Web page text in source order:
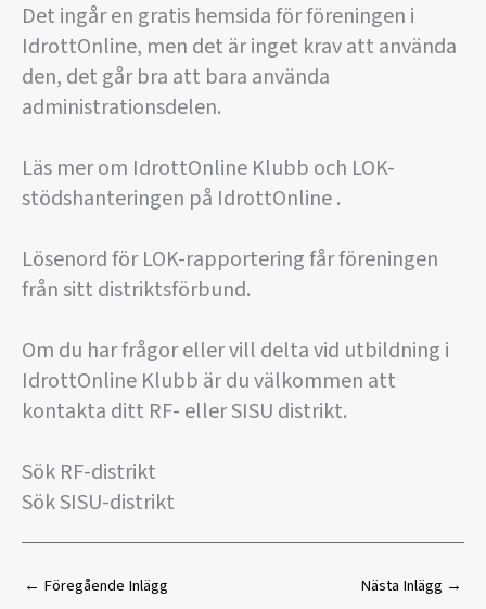
Det ingår en gratis hemsida för föreningen i
IdrottOnline, men det är inget krav att använda
den, det går bra att bara använda
administrationsdelen.
Läs mer om IdrottOnline Klubb och LOK-
stödshanteringen på IdrottOnline .
Lösenord för LOK-rapportering får föreningen
från sitt distriktsförbund.
Om du har frågor eller vill delta vid utbildning i
IdrottOnline Klubb är du välkommen att
kontakta ditt RF- eller SISU distrikt.
Sök RF-distrikt
Sök SISU-distrikt
← Föregående Inlägg Nästa Inlägg →